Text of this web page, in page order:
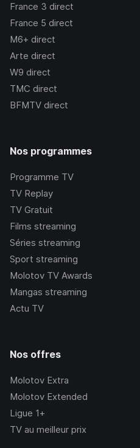
France 3 direct
France 5 direct
M6+ direct
Arte direct
W9 direct
TMC direct
BFMTV direct
Nos programmes
Programme TV
TV Replay
TV Gratuit
Films streaming
Séries streaming
Sport streaming
Molotov TV Awards
Mangas streaming
Actu TV
Nos offres
Molotov Extra
Molotov Extended
Ligue 1+
TV au meilleur prix